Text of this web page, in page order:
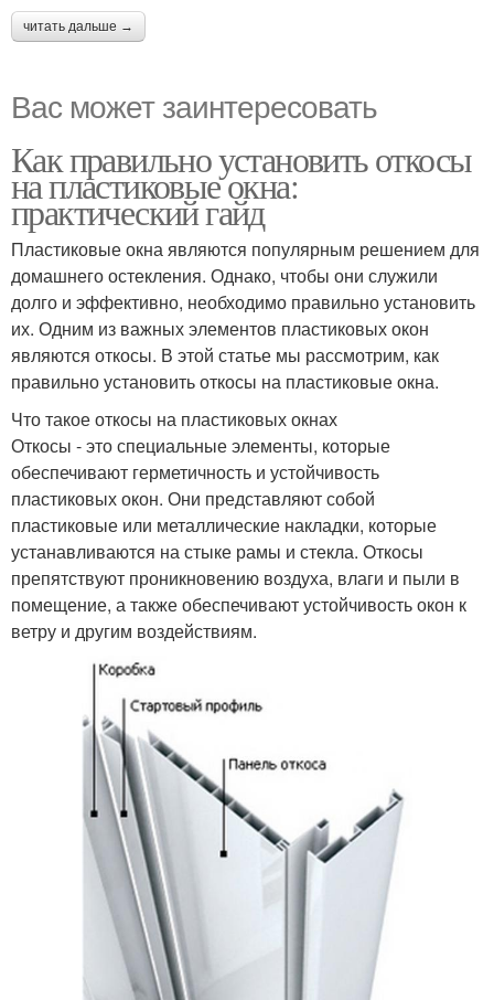
читать дальше →
Вас может заинтересовать
Как правильно установить откосы
на пластиковые окна:
практический гайд
Пластиковые окна являются популярным решением для
домашнего остекления. Однако, чтобы они служили
долго и эффективно, необходимо правильно установить
их. Одним из важных элементов пластиковых окон
являются откосы. В этой статье мы рассмотрим, как
правильно установить откосы на пластиковые окна.
Что такое откосы на пластиковых окнах
Откосы - это специальные элементы, которые
обеспечивают герметичность и устойчивость
пластиковых окон. Они представляют собой
пластиковые или металлические накладки, которые
устанавливаются на стыке рамы и стекла. Откосы
препятствуют проникновению воздуха, влаги и пыли в
помещение, а также обеспечивают устойчивость окон к
ветру и другим воздействиям.